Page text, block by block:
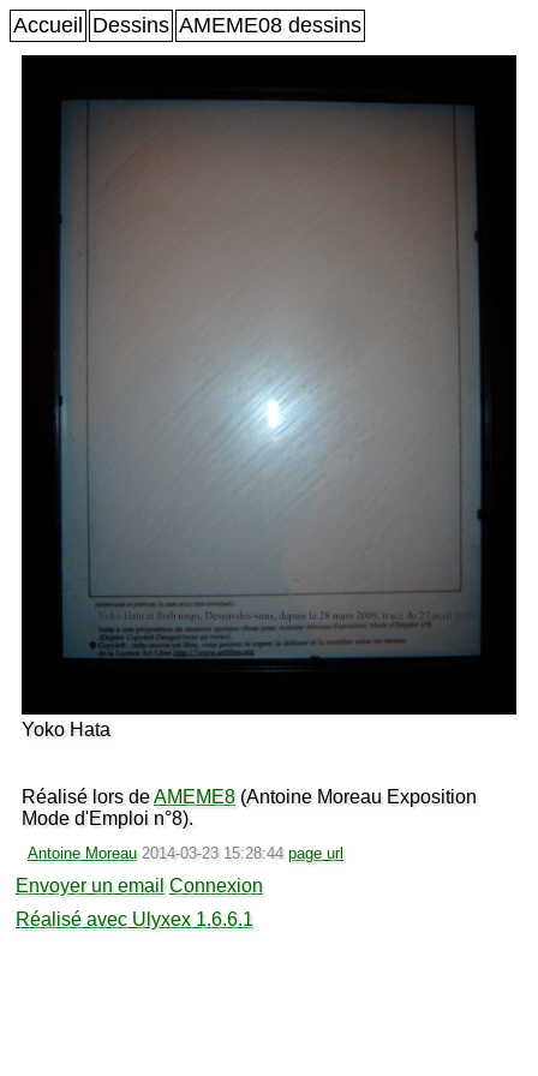
Accueil Dessins AMEME08 dessins
Yoko Hata
Réalisé lors deAMEME8(Antoine Moreau Exposition
Mode d'Emploi n°8).
Antoine Moreau 2014-03-23 15:28:44 page url
Envoyer un email Connexion
Réalisé avec Ulyxex 1.6.6.1